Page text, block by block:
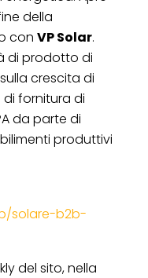
della
con VP Solar.
di prodotto di
crescita di
fornitura di
da parte di
produttivi
solare-b2b-
del sito, nella